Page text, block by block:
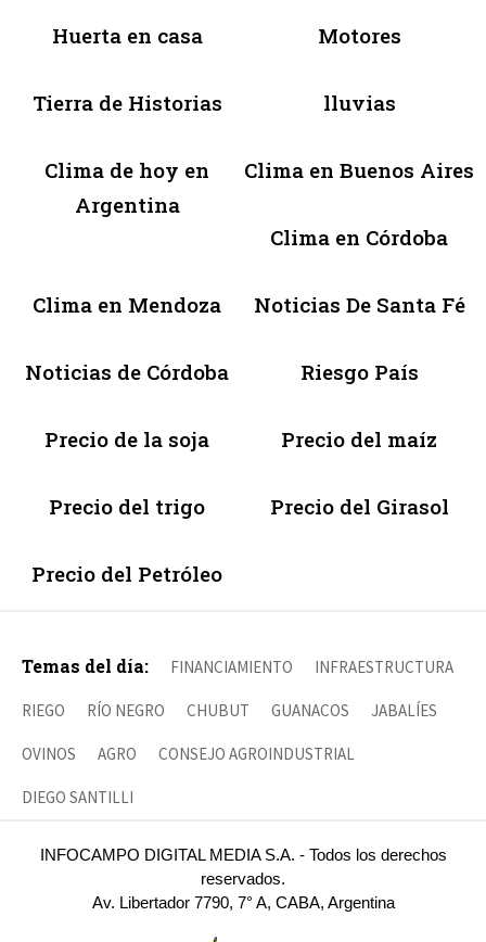
Huerta en casa Motores
Tierra de Historias lluvias
Clima de hoy en
Argentina
Clima en Buenos Aires
Clima en Córdoba
Clima en Mendoza Noticias De Santa Fé
Noticias de Córdoba Riesgo País
Precio de la soja Precio del maíz
Precio del trigo Precio del Girasol
Precio del Petróleo
Temas del día: FINANCIAMIENTO INFRAESTRUCTURA
RIEGO RÍO NEGRO CHUBUT GUANACOS JABALÍES
OVINOS AGRO CONSEJO AGROINDUSTRIAL
DIEGO SANTILLI
INFOCAMPO DIGITAL MEDIA S.A. - Todos los derechos
reservados.
Av. Libertador 7790, 7° A, CABA, Argentina